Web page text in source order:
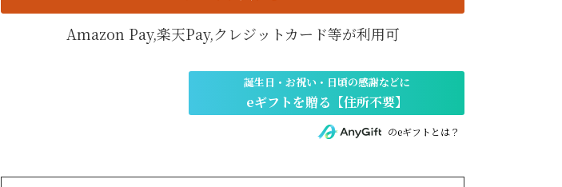
Amazon Pay,楽天Pay,クレジットカード等が利用可
のeギフトとは？